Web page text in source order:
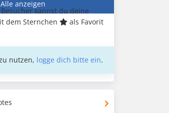
Alle anzeigen
kannst du deine
dem Sternchen
als Favorit
nutzen, logge dich bitte ein.